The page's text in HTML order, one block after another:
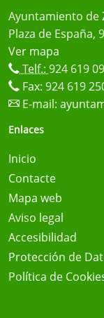
Ayuntamiento de
Plaza de España,
Ver mapa
Telf.: 924 619
Fax: 924 619
E-mail:
Enlaces
Inicio
Contacte
Mapa web
Aviso legal
Accesibilidad
Protección de
Política de